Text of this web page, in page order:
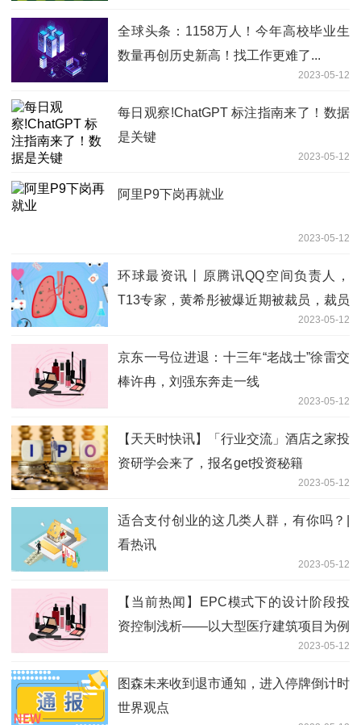
全球头条：1158万人！今年高校毕业生
数量再创历史新高！找工作更难了...
2023-05-12
每日观察!ChatGPT 标注指南来了！数据
是关键
2023-05-12
阿里P9下岗再就业
2023-05-12
环球最资讯丨原腾讯QQ空间负责人，
T13专家，黄希彤被爆近期被裁员，裁员
2023-05-12
京东一号位进退：十三年“老战士”徐雷交
棒许冉，刘强东奔走一线
2023-05-12
【天天时快讯】「行业交流」酒店之家投
资研学会来了，报名get投资秘籍
2023-05-12
适合支付创业的这几类人群，有你吗？|
看热讯
2023-05-12
【当前热闻】EPC模式下的设计阶段投
资控制浅析——以大型医疗建筑项目为例
2023-05-12
图森未来收到退市通知，进入停牌倒计时
世界观点